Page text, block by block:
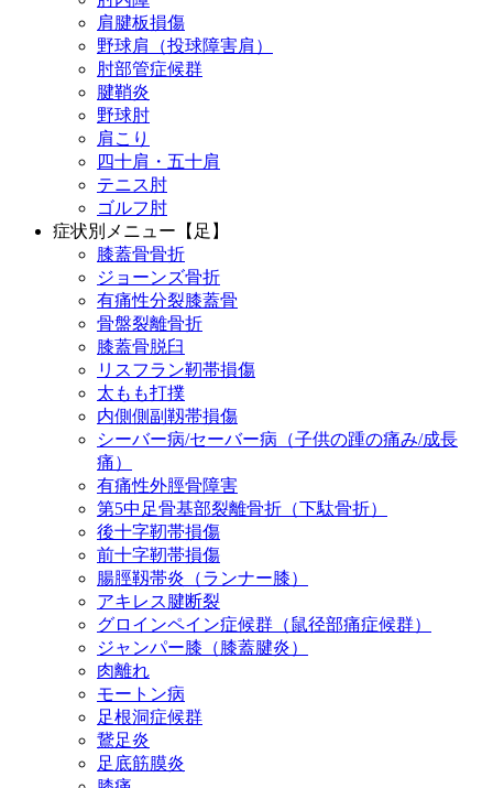
肩腱板損傷
野球肩（投球障害肩）
肘部管症候群
腱鞘炎
野球肘
肩こり
四十肩・五十肩
テニス肘
ゴルフ肘
症状別メニュー【足】
膝蓋骨骨折
ジョーンズ骨折
有痛性分裂膝蓋骨
骨盤裂離骨折
膝蓋骨脱臼
リスフラン靭帯損傷
太もも打撲
内側側副靱帯損傷
シーバー病/セーバー病（子供の踵の痛み/成長
痛）
有痛性外脛骨障害
第5中足骨基部裂離骨折（下駄骨折）
後十字靭帯損傷
前十字靭帯損傷
腸脛靱帯炎（ランナー膝）
アキレス腱断裂
グロインペイン症候群（鼠径部痛症候群）
ジャンパー膝（膝蓋腱炎）
肉離れ
モートン病
足根洞症候群
鵞足炎
足底筋膜炎